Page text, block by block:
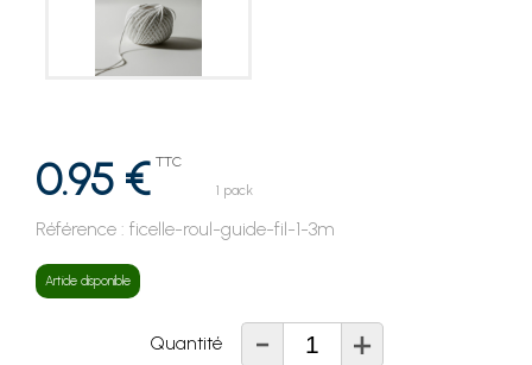
0.95 € TTC
1 pack
Référence : ficelle-roul-guide-fil-1-3m
Article disponible
Quantité - +